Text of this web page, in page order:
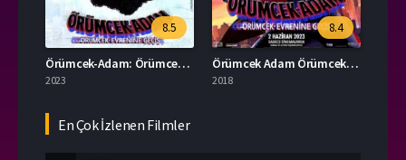
8.5
Örümcek-Adam: Örümcek Evrenine Geçiş İzle
2023
8.4
Örümcek Adam Örümcek Evreninde izle (2018)
2018
En Çok İzlenen Filmler